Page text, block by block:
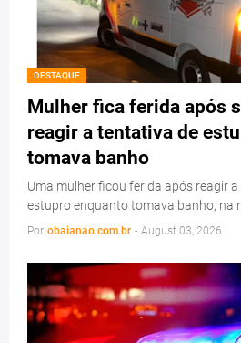
DESTAQUE
Mulher fica ferida após
reagir a tentativa de
tomava banho
Uma mulher ficou ferida após reagir
estupro enquanto tomava banho, na
Por obaianao.com.br - August 03, 2026